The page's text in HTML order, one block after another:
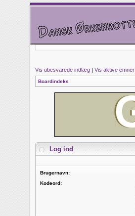
Vis ubesvarede indlæg | Vis aktive emner
Boardindeks
Log ind
Brugernavn:
Kodeord: